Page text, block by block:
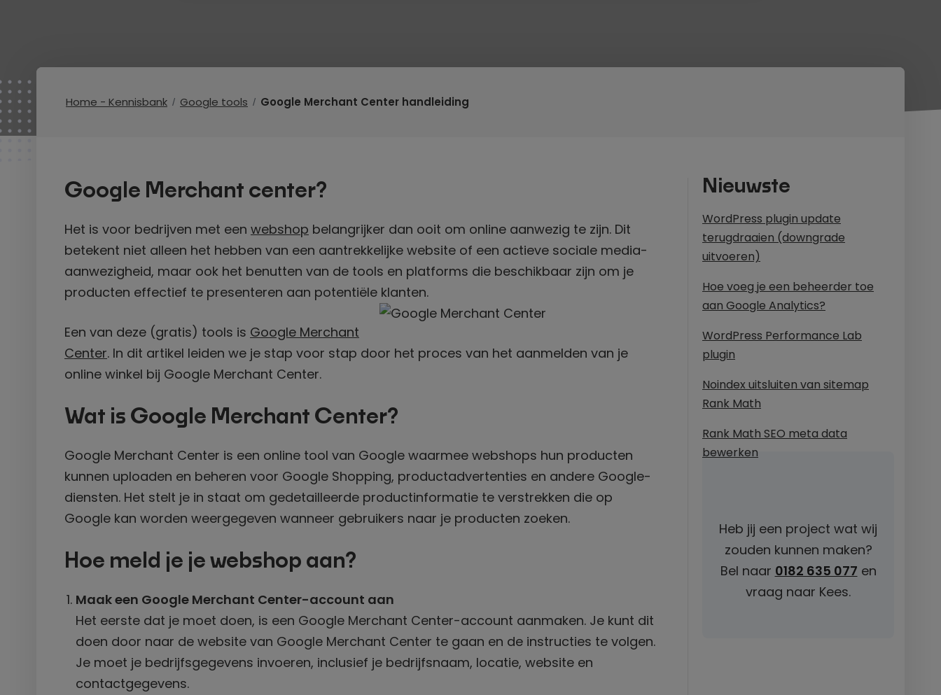
Home - Kennisbank Google tools Google Merchant Center handleiding
Google Merchant center?
Het is voor bedrijven met een webshop belangrijker dan ooit om online aanwezig te zijn. Dit
betekent niet alleen het hebben van een aantrekkelijke website of een actieve sociale media-
aanwezigheid, maar ook het benutten van de tools en platforms die beschikbaar zijn om je
producten effectief te presenteren aan potentiële klanten.
Een van deze (gratis) tools is Google Merchant
Center. In dit artikel leiden we je stap voor stap door het proces van het aanmelden van je
online winkel bij Google Merchant Center.
Wat is Google Merchant Center?
Google Merchant Center is een online tool van Google waarmee webshops hun producten
kunnen uploaden en beheren voor Google Shopping, productadvertenties en andere Google-
diensten. Het stelt je in staat om gedetailleerde productinformatie te verstrekken die op
Google kan worden weergegeven wanneer gebruikers naar je producten zoeken.
Hoe meld je je webshop aan?
Maak een Google Merchant Center-account aan
Het eerste dat je moet doen, is een Google Merchant Center-account aanmaken. Je kunt dit
doen door naar de website van Google Merchant Center te gaan en de instructies te volgen.
Je moet je bedrijfsgegevens invoeren, inclusief je bedrijfsnaam, locatie, website en
contactgegevens.
Nieuwste
WordPress plugin update
terugdraaien (downgrade
uitvoeren)
Hoe voeg je een beheerder toe
aan Google Analytics?
WordPress Performance Lab
plugin
Noindex uitsluiten van sitemap
Rank Math
Rank Math SEO meta data
bewerken
Heb jij een project wat wij
zouden kunnen maken?
Bel naar 0182 635 077 en
vraag naar Kees.